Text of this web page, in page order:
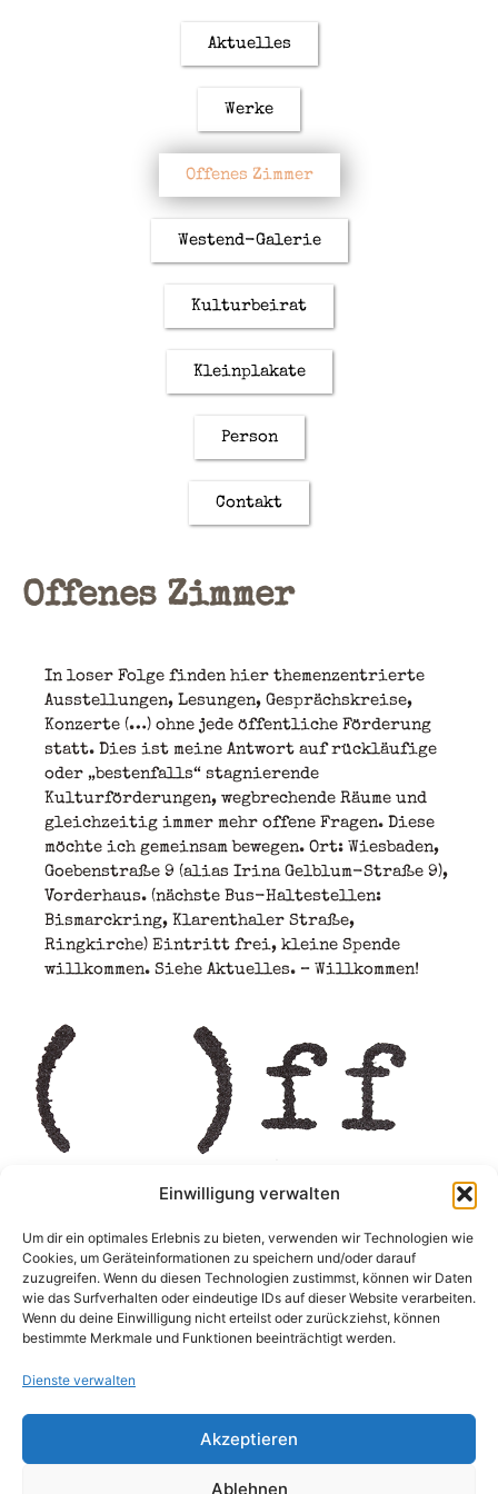
Einwilligung verwalten
Um dir ein optimales Erlebnis zu bieten, verwenden wir Technologien wie
Cookies, um Geräteinformationen zu speichern und/oder darauf
zuzugreifen. Wenn du diesen Technologien zustimmst, können wir Daten
wie das Surfverhalten oder eindeutige IDs auf dieser Website verarbeiten.
Wenn du deine Einwilligung nicht erteilst oder zurückziehst, können
bestimmte Merkmale und Funktionen beeinträchtigt werden.
Dienste verwalten
Akzeptieren
Ablehnen
Werke
Offenes Zimmer
Westend-Galerie
Aktuelles
Kulturbeirat
Kleinplakate
Person
Contakt
Offenes Zimmer
In loser Folge finden hier themenzentrierte
Ausstellungen, Lesungen, Gesprächskreise,
Konzerte (…) ohne jede öffentliche Förderung
statt. Dies ist meine Antwort auf rückläufige
oder „bestenfalls“ stagnierende
Kulturförderungen, wegbrechende Räume und
gleichzeitig immer mehr offene Fragen. Diese
möchte ich gemeinsam bewegen. Ort: Wiesbaden,
Goebenstraße 9 (alias Irina Gelblum-Straße 9),
Vorderhaus. (nächste Bus-Haltestellen:
Bismarckring, Klarenthaler Straße,
Ringkirche) Eintritt frei, kleine Spende
willkommen. Siehe Aktuelles. – Willkommen!